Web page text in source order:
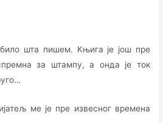
шта пишем. Књига је још пре
за штампу, а онда је ток
ме је пре извесног времена